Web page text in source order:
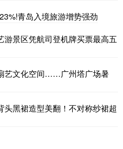
青岛入境旅游增势强劲
游景区凭航司登机牌买票最高五
艺文化空间……广州塔广场暑
头黑裙造型美翻！不对称纱裙超